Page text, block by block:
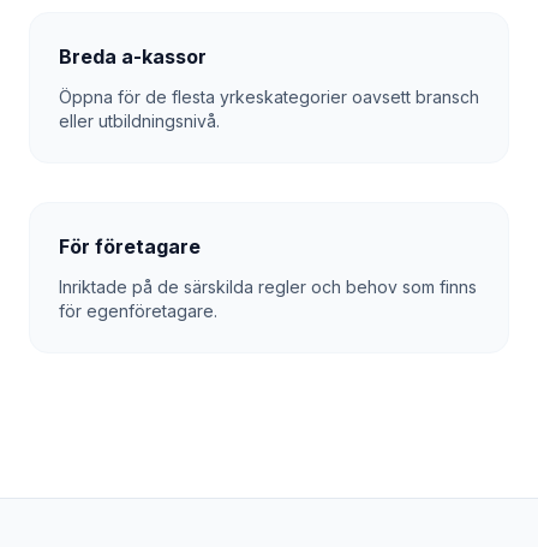
Breda a-kassor
Öppna för de flesta yrkeskategorier oavsett bransch
eller utbildningsnivå.
För företagare
Inriktade på de särskilda regler och behov som finns
för egenföretagare.